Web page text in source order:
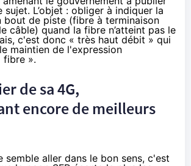
sujet. L’objet : obliger à indiquer la
bout de piste (fibre à terminaison
câble) quandla fibre n’atteint pas le
c'est donc « très haut débit » qui
maintien de l'expression
fibre ».
de sa 4G,
encore de meilleurs
semble aller dans le bon sens, c'est